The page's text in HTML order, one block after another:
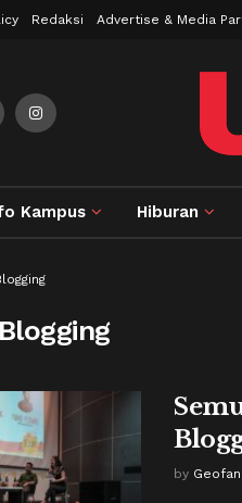
Redaksi Advertise & Media
Kampus Hiburan
by